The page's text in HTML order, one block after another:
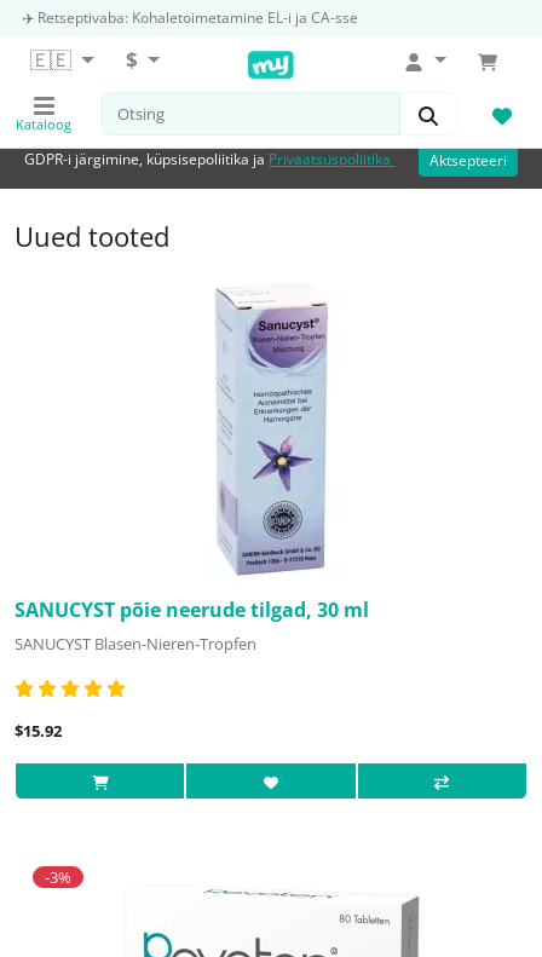
✈️ Retseptivaba: Kohaletoimetamine EL-i ja CA-sse
🇪🇪󠁿 $
Kataloog
Kõik kategooriad
Kaubamärgid
GDPR-i järgimine, küpsisepoliitika ja Privaatsuspoliitika Aktsepteeri
Uued tooted
SANUCYST põie neerude tilgad, 30 ml
SANUCYST Blasen-Nieren-Tropfen
$15.92
-3%